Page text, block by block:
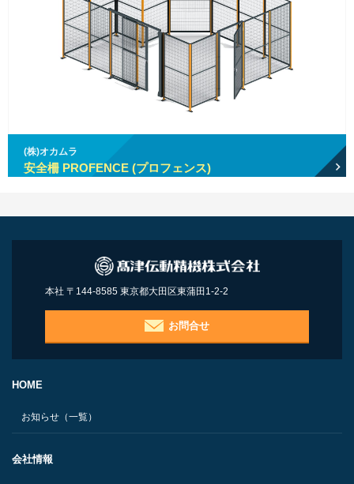
(株)オカムラ
安全柵 PROFENCE (プロフェンス)
本社 〒144-8585 東京都大田区東蒲田1-2-2
お問合せ
HOME
お知らせ（一覧）
会社情報